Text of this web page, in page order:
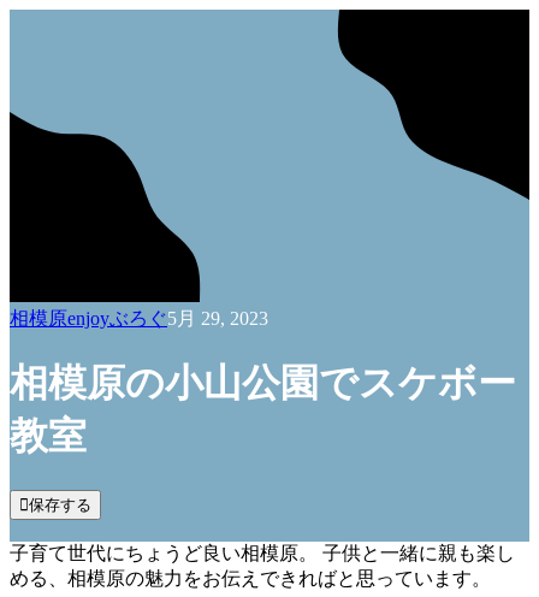
相模原enjoyぶろぐ5月 29, 2023
相模原の小山公園でスケボー
教室
保存する
子育て世代にちょうど良い相模原。 子供と一緒に親も楽し
める、相模原の魅力をお伝えできればと思っています。